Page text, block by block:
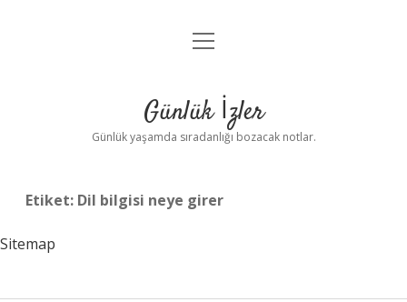
Anasayfa
Yasal Uyarı
menüyü
Günlük İzler
Günlük yaşamda sıradanlığı bozacak notlar.
Etiket: Dil bilgisi neye girer
Sitemap